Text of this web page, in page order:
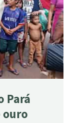
Pará
ouro